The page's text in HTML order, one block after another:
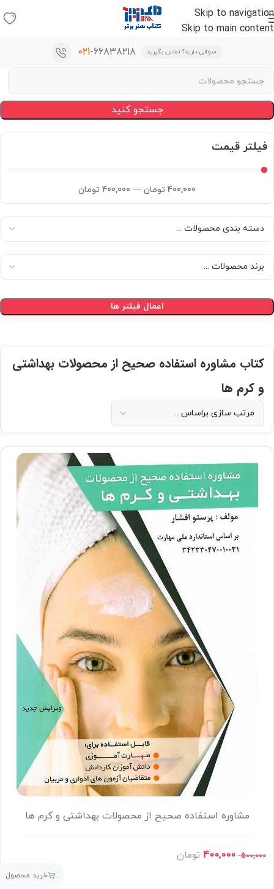
Skip to navigation
Skip to main content
سوالی دارید؟ تماس بگیرید 021-66838218
جستجو کنید
فیلتر قیمت
400,000 تومان —
400,000 تومان
اعمال فیلتر ها
کتاب مشاوره استفاده صحیح از محصولات بهداشتی
و کرم ها
مشاوره استفاده صحیح از محصولات بهداشتی و کرم ها
500,000
400,000 تومان
خرید محصول